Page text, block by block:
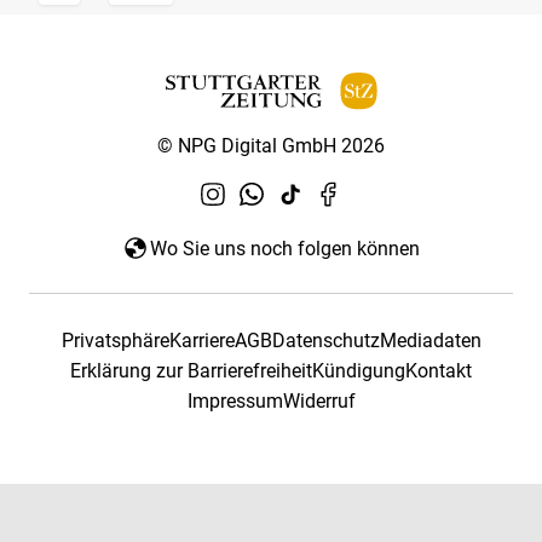
© NPG Digital GmbH 2026
Wo Sie uns noch folgen können
PrivatsphäreKarriereAGBDatenschutzMediadaten
Erklärung zur BarrierefreiheitKündigungKontakt
ImpressumWiderruf